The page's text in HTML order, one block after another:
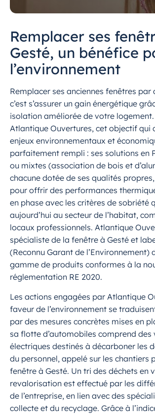
Remplacer ses
Gesté, un bénéfice
l’environnement
Remplacer ses anciennes fenêtres par
c’est s’assurer un gain énergétique
isolation améliorée de votre logement.
Atlantique Ouvertures, cet objectif qui
enjeux environnementaux et
parfaitement rempli : ses solutions en
ou mixtes (association de bois et
chacune dotée de ses qualités
pour offrir des performances
en phase avec les critères de sobriété
aujourd’hui au secteur de l’habitat,
locaux professionnels. Atlantique
spécialiste de la fenêtre à Gesté et
(Reconnu Garant de l’Environnement)
gamme de produits conformes à la
réglementation RE 2020.
Les actions engagées par Atlantique
faveur de l’environnement se
par des mesures concrètes mises en
sa flotte d’automobiles comprend des
électriques destinés à décarboner les
du personnel, appelé sur les chantiers
fenêtre à Gesté. Un tri des déchets en
revalorisation est effectué par les
de l’entreprise, en lien avec des
collecte et du recyclage. Grâce à